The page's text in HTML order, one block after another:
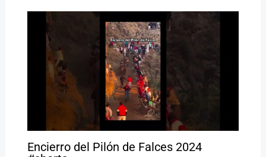
Encierro del Pilón de Falces 2024